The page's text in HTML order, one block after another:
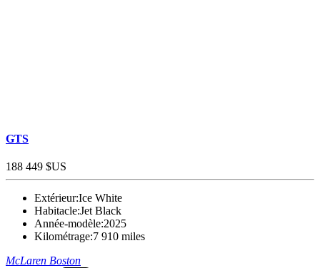
GTS
188 449 $US
Extérieur:Ice White
Habitacle:Jet Black
Année-modèle:2025
Kilométrage:7 910 miles
McLaren Boston